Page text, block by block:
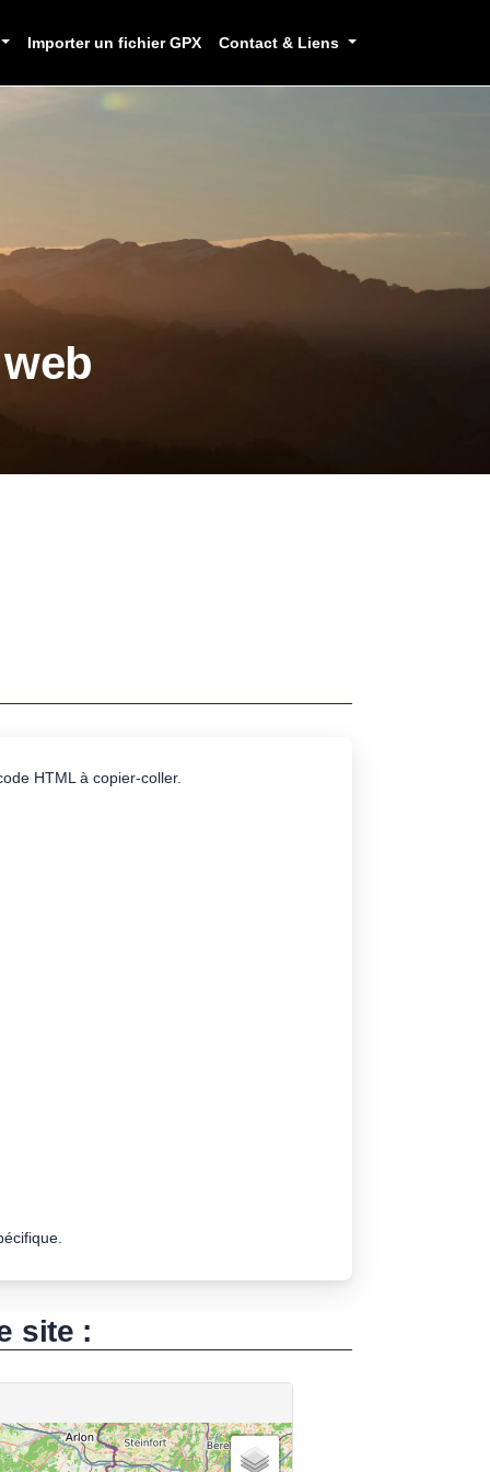
Importer un fichier GPX Contact & Liens
HTML à copier-coller.
site :